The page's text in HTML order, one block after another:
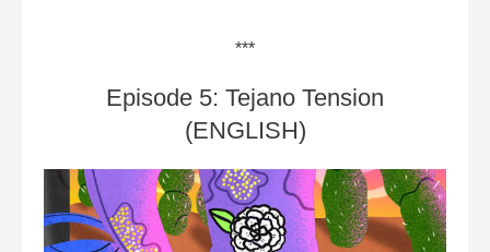
***
Episode 5: Tejano Tension
(ENGLISH)